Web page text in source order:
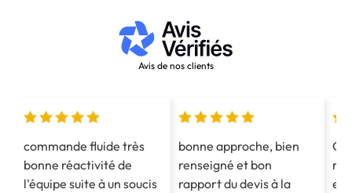
Avis de nos clients
commande fluide très
bonne réactivité de
l'équipe suite à un soucis
bonne approche, bien
renseigné et bon
rapport du devis à la
est